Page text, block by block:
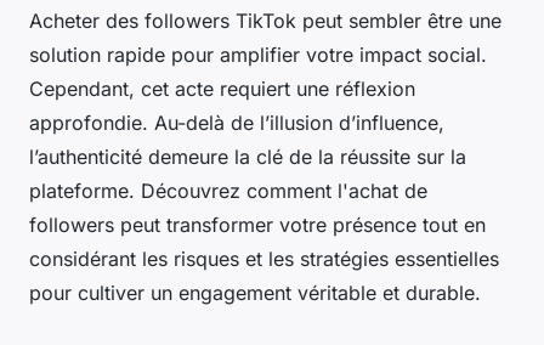
Acheter des followers TikTok peut sembler être une
solution rapide pour amplifier votre impact social.
Cependant, cet acte requiert une réflexion
approfondie. Au-delà de l’illusion d’influence,
l’authenticité demeure la clé de la réussite sur la
plateforme. Découvrez comment l'achat de
followers peut transformer votre présence tout en
considérant les risques et les stratégies essentielles
pour cultiver un engagement véritable et durable.